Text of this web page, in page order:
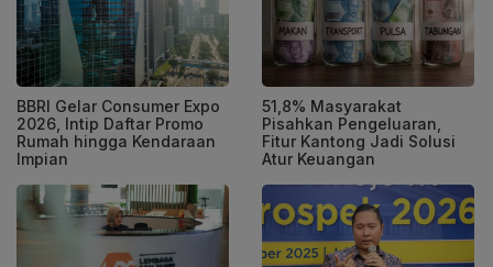
BBRI Gelar Consumer Expo
2026, Intip Daftar Promo
Rumah hingga Kendaraan
Impian
51,8% Masyarakat
Pisahkan Pengeluaran,
Fitur Kantong Jadi Solusi
Atur Keuangan